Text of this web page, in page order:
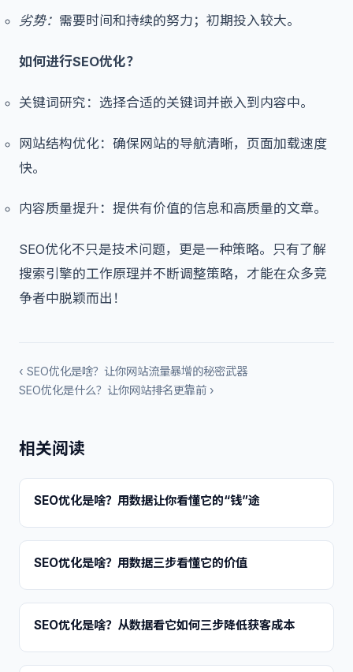
劣势： 需要时间和持续的努力；初期投入较大。
如何进行SEO优化？
关键词研究：选择合适的关键词并嵌入到内容中。
网站结构优化：确保网站的导航清晰，页面加载速度
快。
内容质量提升：提供有价值的信息和高质量的文章。
SEO优化不只是技术问题，更是一种策略。只有了解
搜索引擎的工作原理并不断调整策略，才能在众多竞
争者中脱颖而出！
‹ SEO优化是啥？让你网站流量暴增的秘密武器
SEO优化是什么？让你网站排名更靠前 ›
相关阅读
SEO优化是啥？用数据让你看懂它的“钱”途
SEO优化是啥？用数据三步看懂它的价值
SEO优化是啥？从数据看它如何三步降低获客成本